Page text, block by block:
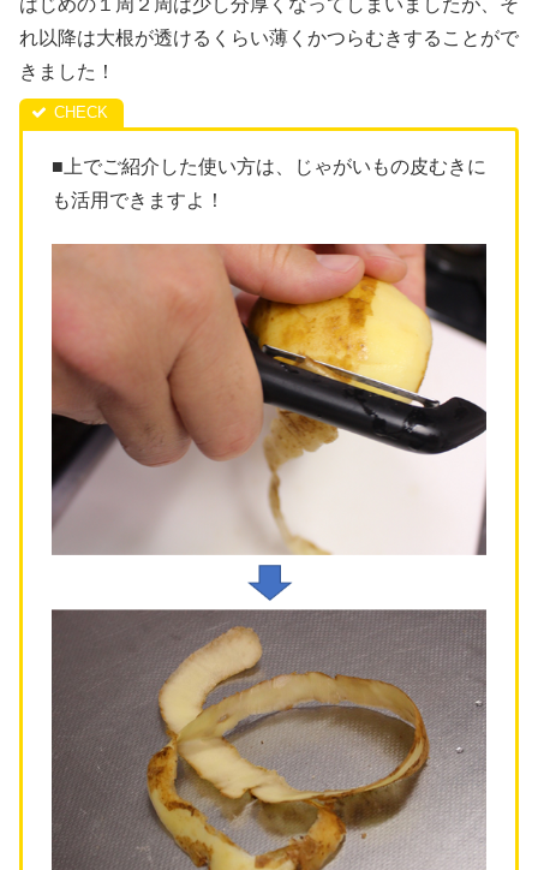
はじめの１周２周は少し分厚くなってしまいましたが、そ
れ以降は大根が透けるくらい薄くかつらむきすることがで
きました！
■上でご紹介した使い方は、じゃがいもの皮むきに
も活用できますよ！